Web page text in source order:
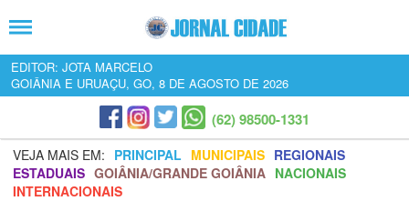
EDITOR: JOTA MARCELO
GOIÂNIA E URUAÇU, GO, 8 DE AGOSTO DE 2026
(62) 98500-1331
VEJA MAIS EM: PRINCIPAL MUNICIPAIS REGIONAIS
ESTADUAIS GOIÂNIA/GRANDE GOIÂNIA NACIONAIS
INTERNACIONAIS